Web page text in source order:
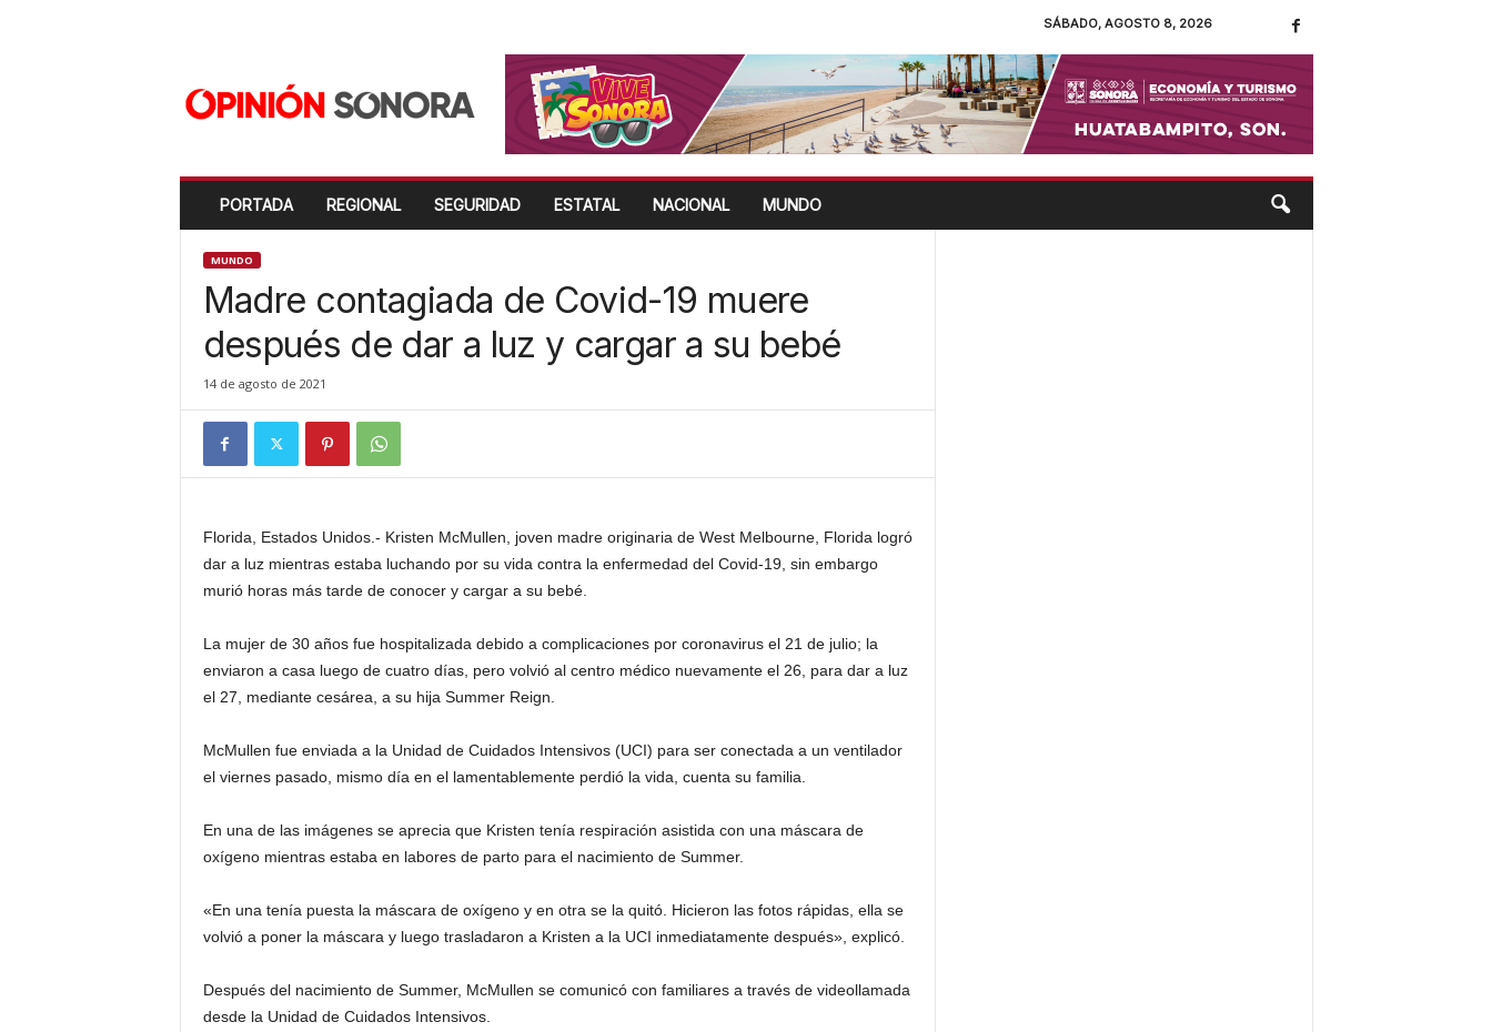
SÁBADO, AGOSTO 8, 2026
PORTADA REGIONAL SEGURIDAD ESTATAL NACIONAL MUNDO
MUNDO
Madre contagiada de Covid-19 muere
después de dar a luz y cargar a su bebé
14 de agosto de 2021
Florida, Estados Unidos.- Kristen McMullen, joven madre originaria de West Melbourne, Florida logró
dar a luz mientras estaba luchando por su vida contra la enfermedad del Covid-19, sin embargo
murió horas más tarde de conocer y cargar a su bebé.
La mujer de 30 años fue hospitalizada debido a complicaciones por coronavirus el 21 de julio; la
enviaron a casa luego de cuatro días, pero volvió al centro médico nuevamente el 26, para dar a luz
el 27, mediante cesárea, a su hija Summer Reign.
McMullen fue enviada a la Unidad de Cuidados Intensivos (UCI) para ser conectada a un ventilador
el viernes pasado, mismo día en el lamentablemente perdió la vida, cuenta su familia.
En una de las imágenes se aprecia que Kristen tenía respiración asistida con una máscara de
oxígeno mientras estaba en labores de parto para el nacimiento de Summer.
«En una tenía puesta la máscara de oxígeno y en otra se la quitó. Hicieron las fotos rápidas, ella se
volvió a poner la máscara y luego trasladaron a Kristen a la UCI inmediatamente después», explicó.
Después del nacimiento de Summer, McMullen se comunicó con familiares a través de videollamada
desde la Unidad de Cuidados Intensivos.